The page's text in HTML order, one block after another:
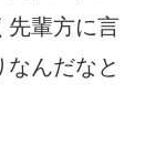
先輩方に言
んだなと